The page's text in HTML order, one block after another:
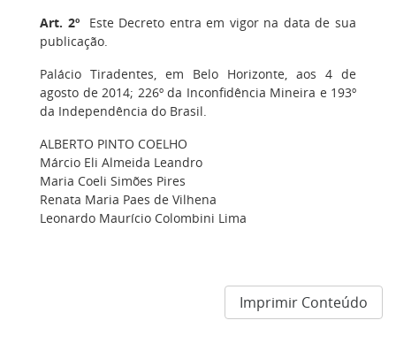
Art. 2ºEste Decreto entra em vigor na data de sua
publicação.
Palácio Tiradentes, em Belo Horizonte, aos 4 de
agosto de 2014; 226º da Inconfidência Mineira e 193º
da Independência do Brasil.
ALBERTO PINTO COELHO
Márcio Eli Almeida Leandro
Maria Coeli Simões Pires
Renata Maria Paes de Vilhena
Leonardo Maurício Colombini Lima
Imprimir Conteúdo